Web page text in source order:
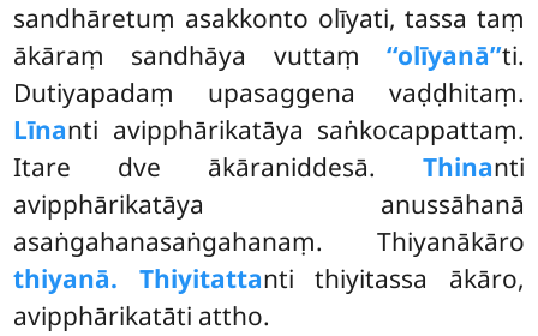
sandhāretuṃ asakkonto olīyati, tassa taṃ
ākāraṃ sandhāya vuttaṃ ‘‘olīyanā’’ti.
Dutiyapadaṃ upasaggena vaḍḍhitaṃ.
Līnanti avipphārikatāya saṅkocappattaṃ.
Itare dve ākāraniddesā. Thinanti
avipphārikatāya anussāhanā
asaṅgahanasaṅgahanaṃ. Thiyanākāro
thiyanā. Thiyitattanti thiyitassa ākāro,
avipphārikatāti attho.